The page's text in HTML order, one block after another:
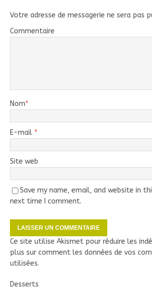
Votre adresse de messagerie ne sera pas
Commentaire
Nom*
E-mail *
Site web
Save my name, email, and website in
next time I comment.
Ce site utilise Akismet pour réduire les
plus sur comment les données de vos
utilisées.
Desserts